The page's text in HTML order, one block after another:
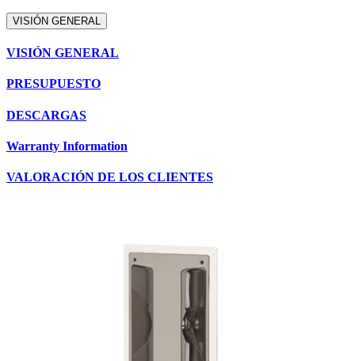
VISIÓN GENERAL
VISIÓN GENERAL
PRESUPUESTO
DESCARGAS
Warranty Information
VALORACIÓN DE LOS CLIENTES